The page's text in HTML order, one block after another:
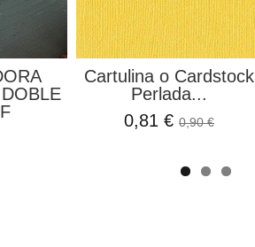
Cartulina o Cardstock
Perlada...
0,81 €0,90 €